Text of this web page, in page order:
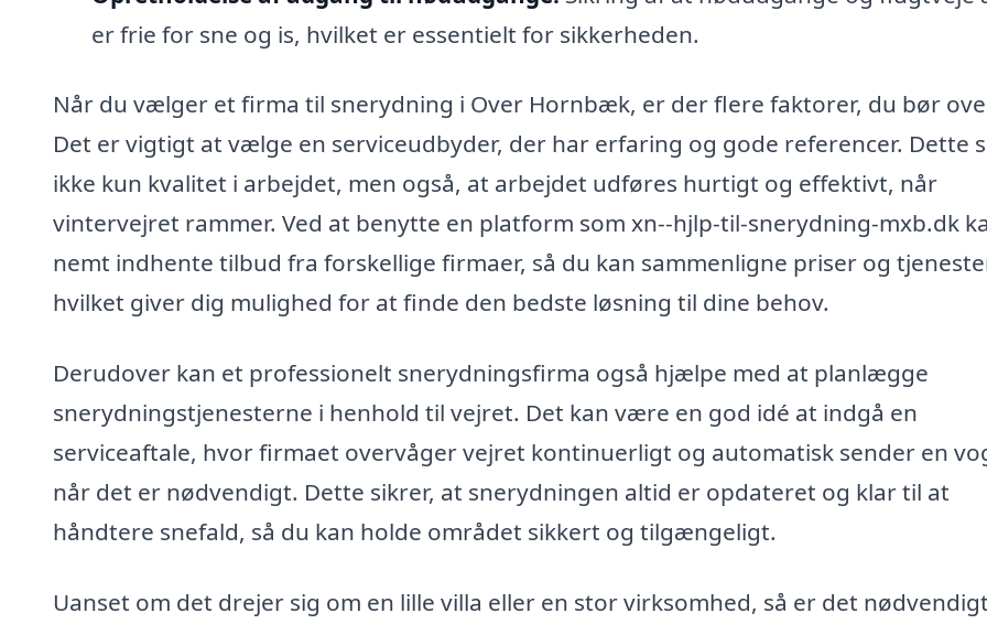
er frie for sne og is, hvilket er essentielt for sikkerheden.
Når du vælger et firma til snerydning i Over Hornbæk, er der flere faktorer, du bør
Det er vigtigt at vælge en serviceudbyder, der har erfaring og gode referencer. Dette
ikke kun kvalitet i arbejdet, men også, at arbejdet udføres hurtigt og effektivt, når
vintervejret rammer. Ved at benytte en platform som xn--hjlp-til-snerydning-mxb.dk
nemt indhente tilbud fra forskellige firmaer, så du kan sammenligne priser og
hvilket giver dig mulighed for at finde den bedste løsning til dine behov.
Derudover kan et professionelt snerydningsfirma også hjælpe med at planlægge
snerydningstjenesterne i henhold til vejret. Det kan være en god idé at indgå en
serviceaftale, hvor firmaet overvåger vejret kontinuerligt og automatisk sender en
når det er nødvendigt. Dette sikrer, at snerydningen altid er opdateret og klar til at
håndtere snefald, så du kan holde området sikkert og tilgængeligt.
Uanset om det drejer sig om en lille villa eller en stor virksomhed, så er det